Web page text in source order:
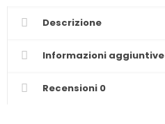
Descrizione
Informazioni aggiuntive
Recensioni 0